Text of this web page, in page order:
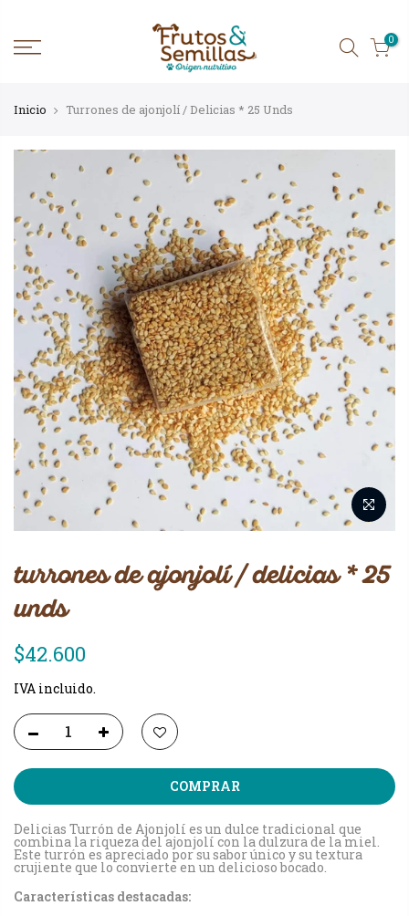
0
Inicio Turrones de ajonjolí / Delicias * 25 Unds
turrones de ajonjolí / delicias * 25
unds
$42.600
IVA incluido.
COMPRAR
Delicias Turrón de Ajonjolí es un dulce tradicional que
combina la riqueza del ajonjolí con la dulzura de la miel.
Este turrón es apreciado por su sabor único y su textura
crujiente que lo convierte en un delicioso bocado.
Características destacadas: